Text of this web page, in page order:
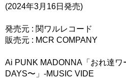
(2024年3月16日発売)
発売元 : 関ワルレコード
販売元 : MCR COMPANY
Ai PUNK MADONNA「おれ達ワ
DAYS〜」-MUSIC VIDE